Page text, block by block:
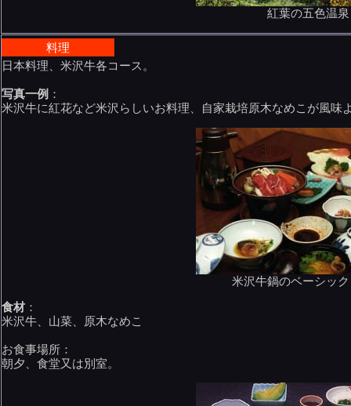
紅葉の五色温泉
料理
日本料理、米沢牛各コース。
写真一例 ：
米沢牛に紅花など米沢らしいお料理、自家栽培原木なめこが風味
米沢牛鍋のベーシッ
食材 ：
米沢牛、山菜、原木なめこ
お食事場所：
朝夕、食堂又は別室。